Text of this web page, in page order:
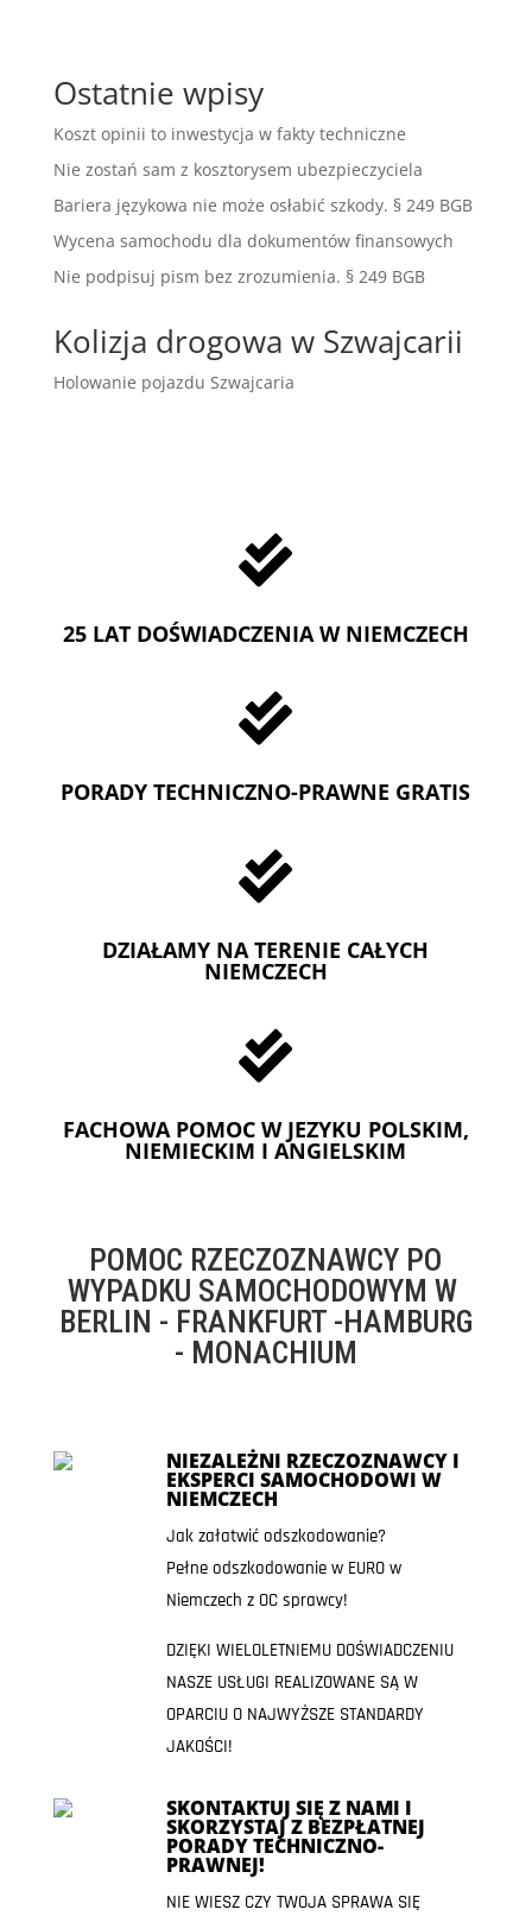
Ostatnie wpisy
Koszt opinii to inwestycja w fakty techniczne
Nie zostań sam z kosztorysem ubezpieczyciela
Bariera językowa nie może osłabić szkody. § 249 BGB
Wycena samochodu dla dokumentów finansowych
Nie podpisuj pism bez zrozumienia. § 249 BGB
Kolizja drogowa w Szwajcarii
Holowanie pojazdu Szwajcaria

25 LAT DOŚWIADCZENIA W NIEMCZECH

PORADY TECHNICZNO-PRAWNE GRATIS

DZIAŁAMY NA TERENIE CAŁYCH
NIEMCZECH

FACHOWA POMOC W JEZYKU POLSKIM,
NIEMIECKIM I ANGIELSKIM
POMOC RZECZOZNAWCY PO
WYPADKU SAMOCHODOWYM W
BERLIN - FRANKFURT -HAMBURG
- MONACHIUM
NIEZALEŻNI RZECZOZNAWCY I
EKSPERCI SAMOCHODOWI W
NIEMCZECH
Jak załatwić odszkodowanie?
Pełne odszkodowanie w EURO w
Niemczech z OC sprawcy!
DZIĘKI WIELOLETNIEMU DOŚWIADCZENIU
NASZE USŁUGI REALIZOWANE SĄ W
OPARCIU O NAJWYŻSZE STANDARDY
JAKOŚCI!
SKONTAKTUJ SIĘ Z NAMI I
SKORZYSTAJ Z BEZPŁATNEJ
PORADY TECHNICZNO-
PRAWNEJ!
NIE WIESZ CZY TWOJA SPRAWA SIĘ